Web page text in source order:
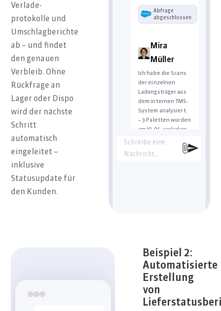
Verlade-
protokolle und
Umschlagberichte
ab – und findet
den genauen
Verbleib. Ohne
Rückfrage an
Lager oder Dispo
wird der nächste
Schritt
automatisch
eingeleitet –
inklusive
Statusupdate für
den Kunden.
Abfrage
abgeschlossen
Mira
Müller
Ich habe die Scans
der einzelnen
Ladungsträger aus
dem internen TMS-
System analysiert.
– 3 Paletten wurden
am 10.05. verladen
(Verladebericht
– Beim Umschlag am
Ticket eröffnet und
die Zustellung für
heute Nachmittag
priorisiert. Möchten
Sie eine
Benachrichtigung
erhalten, sobald sie
Schreibe eine
Nachricht…
Beispiel 2:
Automatisierte
Erstellung
von